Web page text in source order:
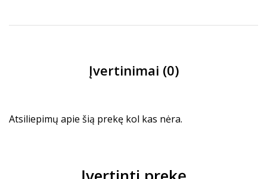
Įvertinimai (0)
Atsiliepimų apie šią prekę kol kas nėra.